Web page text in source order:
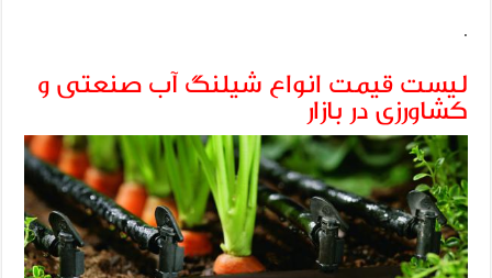
.
لیست قیمت انواع شیلنگ آب صنعتی و
کشاورزی در بازار